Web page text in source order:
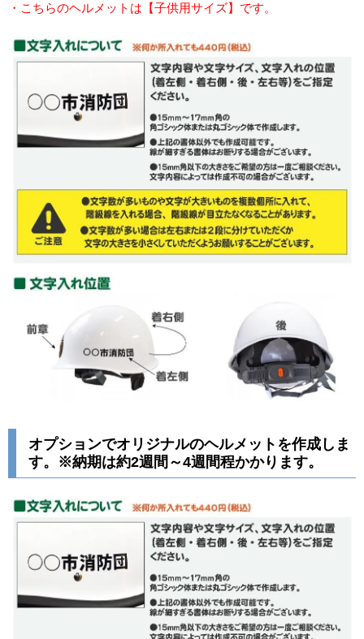
・こちらのヘルメットは【子供用サイズ】です。
オプションでオリジナルのヘルメットを作成しま
す。※納期は約2週間～4週間程かかります。